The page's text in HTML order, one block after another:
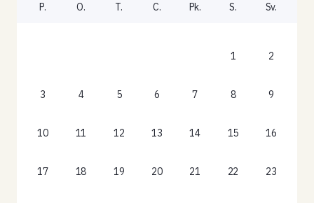
P. O. T. C. Pk. S. Sv.
1 2
3 4 5 6 7 8 9
10 11 12 13 14 15 16
17 18 19 20 21 22 23